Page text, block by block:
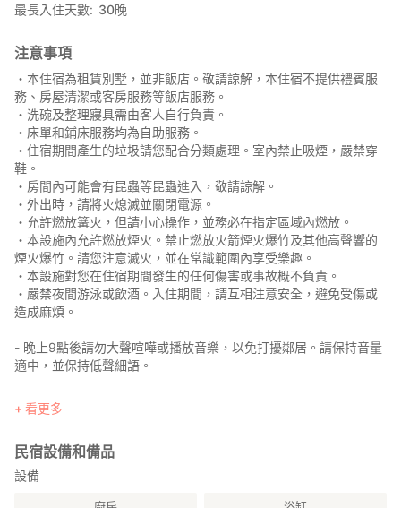
最長入住天數
30晚
注意事項
・本住宿為租賃別墅，並非飯店。敬請諒解，本住宿不提供禮賓服
務、房屋清潔或客房服務等飯店服務。
・洗碗及整理寢具需由客人自行負責。
・床單和鋪床服務均為自助服務。
・住宿期間產生的垃圾請您配合分類處理。室內禁止吸煙，嚴禁穿
鞋。
・房間內可能會有昆蟲等昆蟲進入，敬請諒解。
・外出時，請將火熄滅並關閉電源。
・允許燃放篝火，但請小心操作，並務必在指定區域內燃放。
・本設施內允許燃放煙火。禁止燃放火箭煙火爆竹及其他高聲響的
煙火爆竹。請您注意滅火，並在常識範圍內享受樂趣。
・本設施對您在住宿期間發生的任何傷害或事故概不負責。
・嚴禁夜間游泳或飲酒。入住期間，請互相注意安全，避免受傷或
造成麻煩。
- 晚上9點後請勿大聲喧嘩或播放音樂，以免打擾鄰居。請保持音量
適中，並保持低聲細語。
如果鄰居提出異議，我們可能會向相關部門舉報。感謝您的體諒。
償。
看更多
民宿設備和備品
設備